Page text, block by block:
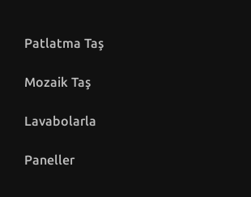
Patlatma Taş
Mozaik Taş
Lavabolarla
Paneller